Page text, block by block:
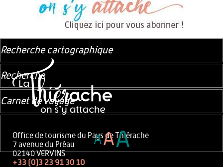
Office de tourisme du Pays de Thiérache
7 avenue du Préau
02140 VERVINS
+33 (0)3 23 91 30 10
Recherche cartographique
Recherche
Carnet de voyage
AAA